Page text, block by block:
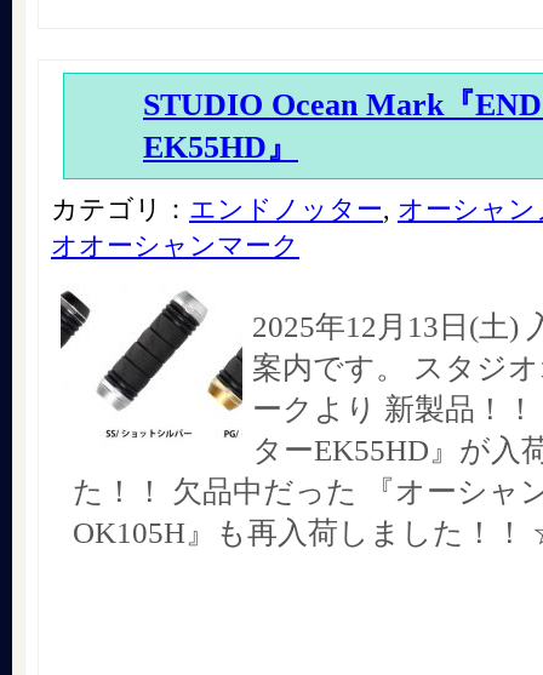
STUDIO Ocean Mark『
EK55HD』
カテゴリ： エンドノッター, オーシャ
オオーシャンマーク
2025年12月13日(土)
案内です。 スタジ
ークより 新製品！
ターEK55HD』が入
た！！ 欠品中だった 『オーシャ
OK105H』も再入荷しました！！